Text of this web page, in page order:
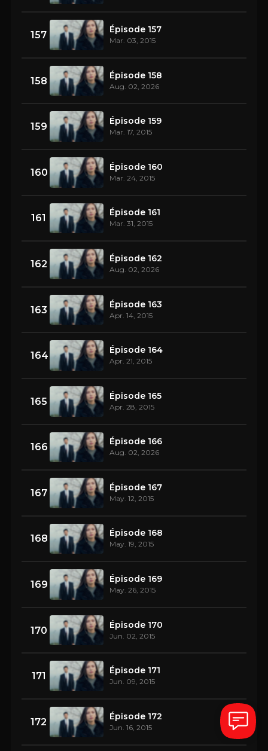
157 Épisode 157
Mar. 03, 2015
158 Épisode 158
Aug. 02, 2026
159 Épisode 159
Mar. 17, 2015
160 Épisode 160
Mar. 24, 2015
161 Épisode 161
Mar. 31, 2015
162 Épisode 162
Aug. 02, 2026
163 Épisode 163
Apr. 14, 2015
164 Épisode 164
Apr. 21, 2015
165 Épisode 165
Apr. 28, 2015
166 Épisode 166
Aug. 02, 2026
167 Épisode 167
May. 12, 2015
168 Épisode 168
May. 19, 2015
169 Épisode 169
May. 26, 2015
170 Épisode 170
Jun. 02, 2015
171 Épisode 171
Jun. 09, 2015
172 Épisode 172
Jun. 16, 2015